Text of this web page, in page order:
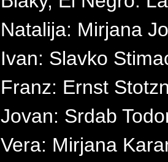
Natalija: Mirjana
Ivan: Slavko
Franz: Ernst
Jovan: Srdab
Vera: Mirjana